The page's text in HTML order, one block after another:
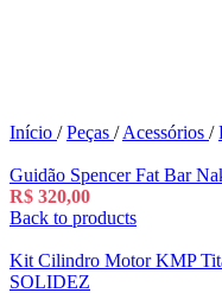
Início / Peças / Acessórios /
Guidão Spencer Fat Bar
R$ 320,00
Back to products
Kit Cilindro Motor KMP
SOLIDEZ